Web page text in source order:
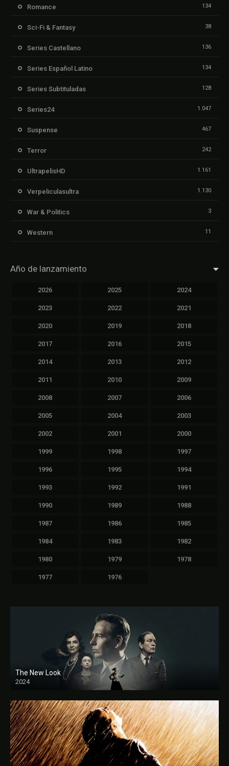
Romance 134
Sci-Fi & Fantasy 38
Series Castellano 136
Series Español Latino 134
Series Subtituladas 128
Series24 1.047
Suspense 467
Terror 242
UltrapelisHD 1.161
Verpeliculasultra 1.130
War & Politics 3
Western 11
Año de lanzamiento
2026 2025 2024
2023 2022 2021
2020 2019 2018
2017 2016 2015
2014 2013 2012
2011 2010 2009
2008 2007 2006
2005 2004 2003
2002 2001 2000
1999 1998 1997
1996 1995 1994
1993 1992 1991
1990 1989 1988
1987 1986 1985
1984 1983 1982
1980 1979 1978
1977 1976
The New Look
2024